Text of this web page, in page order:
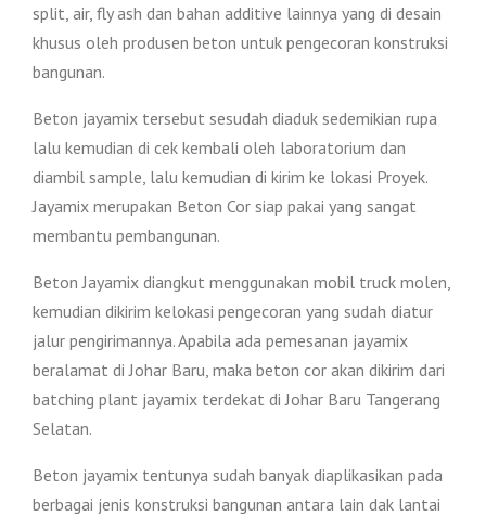
split, air, fly ash dan bahan additive lainnya yang di desain
khusus oleh produsen beton untuk pengecoran konstruksi
bangunan.
Beton jayamix tersebut sesudah diaduk sedemikian rupa
lalu kemudian di cek kembali oleh laboratorium dan
diambil sample, lalu kemudian di kirim ke lokasi Proyek.
Jayamix merupakan Beton Cor siap pakai yang sangat
membantu pembangunan.
Beton Jayamix diangkut menggunakan mobil truck molen,
kemudian dikirim kelokasi pengecoran yang sudah diatur
jalur pengirimannya. Apabila ada pemesanan jayamix
beralamat di Johar Baru, maka beton cor akan dikirim dari
batching plant jayamix terdekat di Johar Baru Tangerang
Selatan.
Beton jayamix tentunya sudah banyak diaplikasikan pada
berbagai jenis konstruksi bangunan antara lain dak lantai